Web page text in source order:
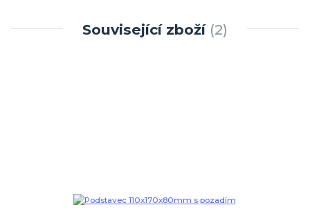
Související zboží 2